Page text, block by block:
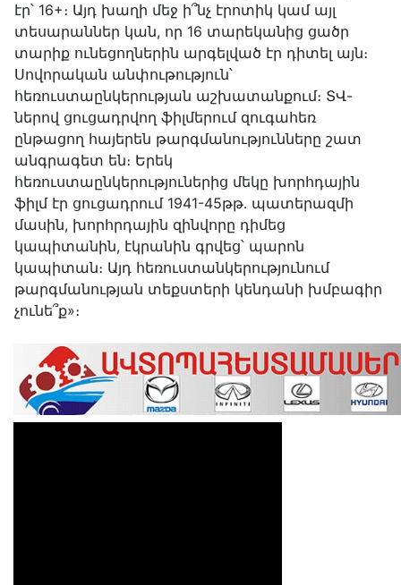
էր՝ 16+։ Այդ խաղի մեջ ի՞նչ էրոտիկ կամ այլ
տեսարաններ կան, որ 16 տարեկանից ցածր
տարիք ունեցողներին արգելված էր դիտել այն։
Սովորական անփութություն՝
հեռուստաընկերության աշխատանքում։ ՏՎ-
ներով ցուցադրվող ֆիլմերում զուգահեռ
ընթացող հայերեն թարգմանությունները շատ
անգրագետ են։ Երեկ
հեռուստաընկերություներից մեկը խորհդային
ֆիլմ էր ցուցադրում 1941-45թթ․ պատերազմի
մասին, խորհրդային զինվորը դիմեց
կապիտանին, էկրանին գրվեց՝ պարոն
կապիտան։ Այդ հեռուստանկերությունում
թարգմանության տեքստերի կենդանի խմբագիր
չունե՞ք»։